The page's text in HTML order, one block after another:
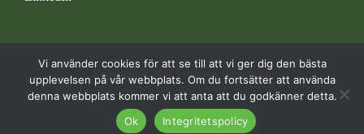
Copyright © 2026 Liljemark Consulting
Vi använder cookies för att se till att vi ger dig den bästa
upplevelsen på vår webbplats. Om du fortsätter att använda
denna webbplats kommer vi att anta att du godkänner detta.
Ok
Integritetspolicy